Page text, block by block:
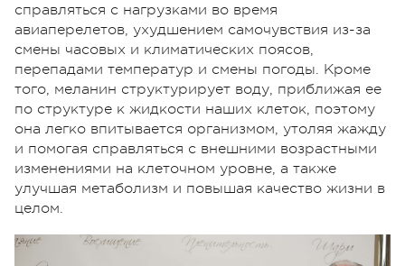
справляться с нагрузками во время
авиаперелетов, ухудшением самочувствия из-за
смены часовых и климатических поясов,
перепадами температур и смены погоды. Кроме
того, меланин структурирует воду, приближая ее
по структуре к жидкости наших клеток, поэтому
она легко впитывается организмом, утоляя жажду
и помогая справляться с внешними возрастными
изменениями на клеточном уровне, а также
улучшая метаболизм и повышая качество жизни в
целом.